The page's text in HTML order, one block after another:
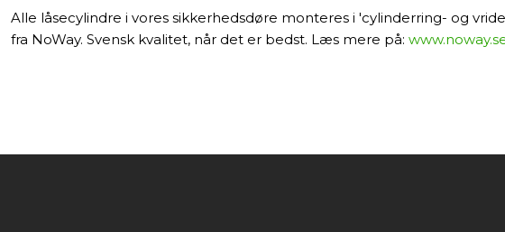
Alle låsecylindre i vores sikkerhedsdøre monteres i 'cylinderring- og
fra NoWay. Svensk kvalitet, når det er bedst. Læs mere på: